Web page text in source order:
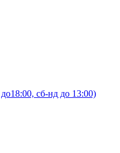
сб-нд до 13:00)